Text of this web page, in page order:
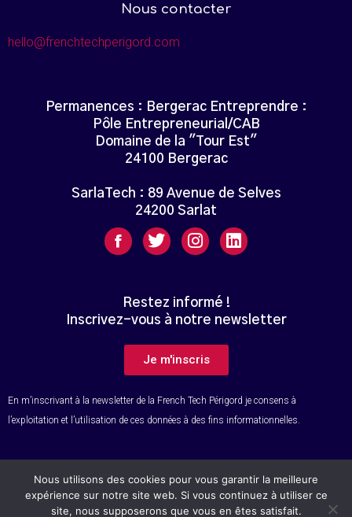
Nous contacter
hello@frenchtechperigord.com
Permanences : Bergerac Entreprendre :
Pôle Entrepreneurial/CAB
Domaine de la "Tour Est"
24100 Bergerac
SarlaTech : 89 Avenue de Selves
24200 Sarlat
Restez informé !
Inscrivez-vous à notre newsletter
Je m'inscris
En m’inscrivant à la newsletter de la French Tech Périgord je consens à
l’exploitation et l’utilisation de ces données à des fins informationnelles.
© Tous droits réservés – French Tech Périgord
Nous utilisons des cookies pour vous garantir la meilleure
expérience sur notre site web. Si vous continuez à utiliser ce
site, nous supposerons que vous en êtes satisfait.